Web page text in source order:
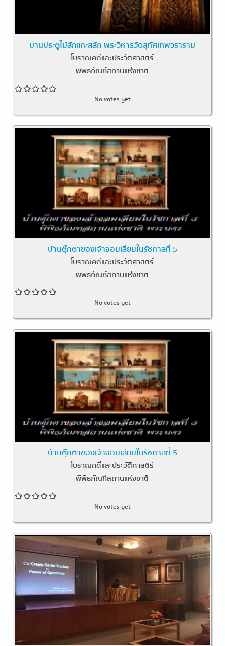
บานประตูไม้สักแกะสลัก พระวิหารวัดสุทัศเทพวราราม
โบราณคดีและประวัติศาสตร์
พิพิธภัณฑ์สถานแห่งชาติ
No votes yet
บ้านตุ๊กตาของเจ้าจอมเลียมในรัชกาลที่ 5
โบราณคดีและประวัติศาสตร์
พิพิธภัณฑ์สถานแห่งชาติ
No votes yet
บ้านตุ๊กตาของเจ้าจอมเลียมในรัชกาลที่ 5
โบราณคดีและประวัติศาสตร์
พิพิธภัณฑ์สถานแห่งชาติ
No votes yet